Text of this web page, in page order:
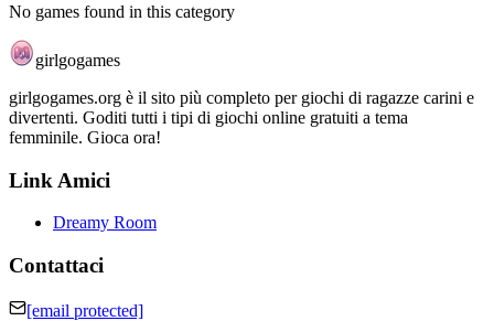
No games found in this category
girlgogames
girlgogames.org è il sito più completo per giochi di ragazze carini e
divertenti. Goditi tutti i tipi di giochi online gratuiti a tema
femminile. Gioca ora!
Link Amici
Dreamy Room
Contattaci
[email protected]